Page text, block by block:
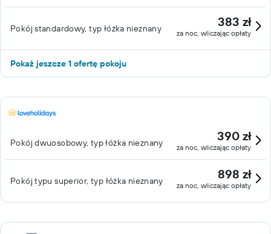
Pokój standardowy, typ łóżka nieznany 383 zł
za noc, wliczając opłaty
Pokaż jeszcze 1 ofertę pokoju
Pokój dwuosobowy, typ łóżka nieznany 390 zł
za noc, wliczając opłaty
Pokój typu superior, typ łóżka nieznany 898 zł
za noc, wliczając opłaty